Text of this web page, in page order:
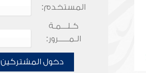
المستخدم:
كـلـــمـة
الـمـــــرور:
دخول المشتركين